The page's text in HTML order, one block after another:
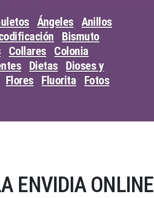
Ángeles Anillos
Bismuto
Collares
Colonia
Dietas
Dioses y
Flores Fluorita
Fotos
ENVIDIA ONLINE